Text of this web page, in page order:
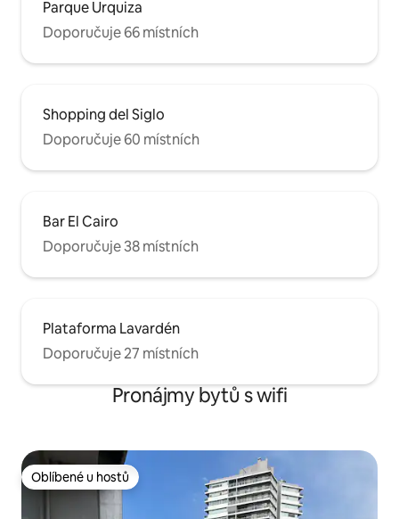
Parque Urquiza
Doporučuje 66 místních
Shopping del Siglo
Doporučuje 60 místních
Bar El Cairo
Doporučuje 38 místních
Plataforma Lavardén
Doporučuje 27 místních
Pronájmy bytů s wifi
Oblíbené u hostů
Oblíbené u hostů